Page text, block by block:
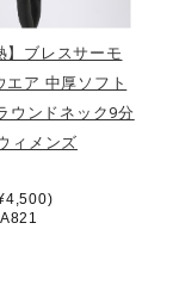
】ブレスサーモ
エア 中厚ソフト
ウンドネック9分
ィメンズ